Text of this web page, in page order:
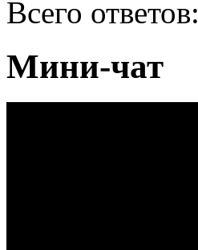
Всего ответов:
Мини-чат